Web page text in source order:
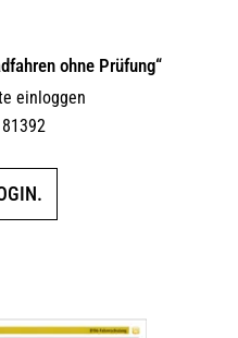
ohne Prüfung“
einloggen